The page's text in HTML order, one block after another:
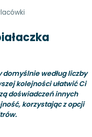
według liczby
kolejności ułatwić Ci
doświadczeń innych
korzystając z opcji